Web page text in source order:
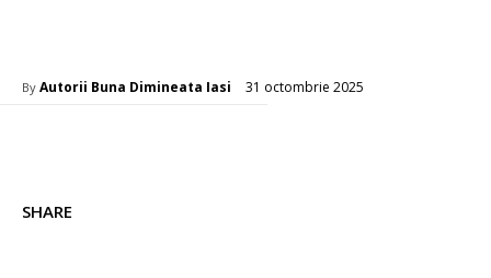
By Autorii Buna Dimineata Iasi 31 octombrie 2025
SHARE